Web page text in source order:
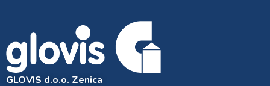
GLOVIS d.o.o. Zenica